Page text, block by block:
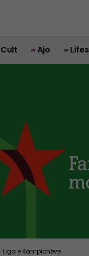
Cult Ajo
Liga e Kampionëve